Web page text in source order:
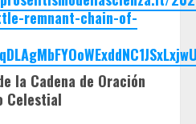
remnant-chain-of-
la Cadena de Oración
Celestial